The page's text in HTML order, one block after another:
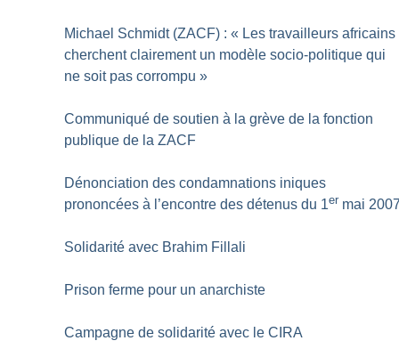
Michael Schmidt (ZACF) : « Les travailleurs africains
cherchent clairement un modèle socio-politique qui
ne soit pas corrompu »
Communiqué de soutien à la grève de la fonction
publique de la ZACF
Dénonciation des condamnations iniques
prononcées à l’encontre des détenus du 1er mai
Solidarité avec Brahim Fillali
Prison ferme pour un anarchiste
Campagne de solidarité avec le CIRA